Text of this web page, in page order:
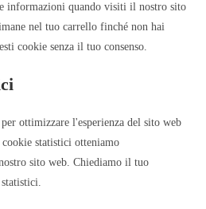
informazioni quando visiti il nostro sito
nel tuo carrello finché non hai
cookie senza il tuo consenso.
ottimizzare l'esperienza del sito web
statistici otteniamo
sito web. Chiediamo il tuo